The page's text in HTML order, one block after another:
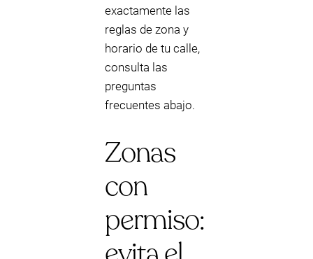
exactamente las
reglas de zona y
horario de tu calle,
consulta las
preguntas
frecuentes abajo.
Zonas
con
permiso: